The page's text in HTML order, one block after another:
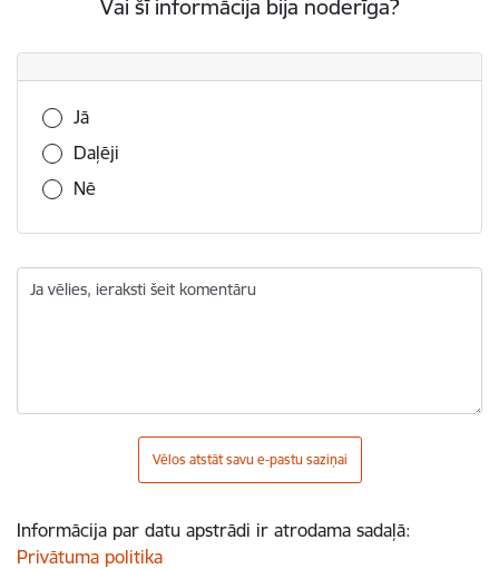
Vai šī informācija bija noderīga?
Vai šī informācija bija noderīga?
Jā
Daļēji
Nē
Ja vēlies, ieraksti šeit komentāru
Vēlos atstāt savu e-pastu saziņai
Informācija par datu apstrādi ir atrodama sadaļā:
Privātuma politika